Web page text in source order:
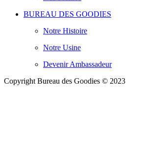
BUREAU DES GOODIES
Notre Histoire
Notre Usine
Devenir Ambassadeur
Copyright Bureau des Goodies © 2023